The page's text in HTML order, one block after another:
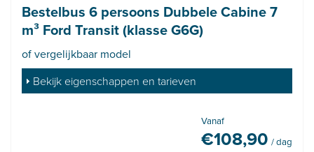
Bestelbus 6 persoons Dubbele Cabine 7
m³ Ford Transit (klasse G6G)
of vergelijkbaar model
Bekijk eigenschappen en tarieven
Vanaf
€108,90 / dag